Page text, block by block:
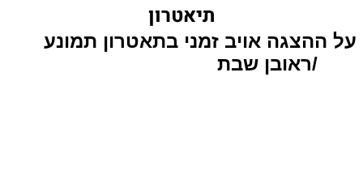
תיאטרון
על ההצגה אויב זמני בתאטרון תמונע
/ראובן שבת